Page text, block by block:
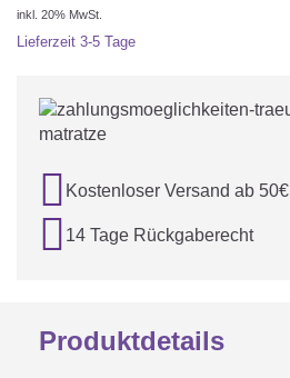
inkl. 20% MwSt.
Lieferzeit 3-5 Tage
 Kostenloser Versand ab 50€
 14 Tage Rückgaberecht
Produktdetails